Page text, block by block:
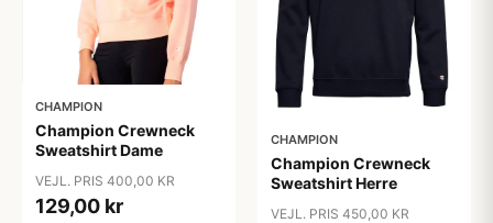
CHAMPION
Champion Crewneck
Sweatshirt Dame
VEJL. PRIS 400,00 KR
129,00 kr
CHAMPION
Champion Crewneck
Sweatshirt Herre
VEJL. PRIS 450,00 KR